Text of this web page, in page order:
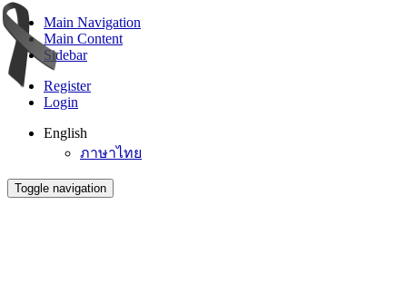
Main Navigation
Main Content
Sidebar
Register
Login
English
ภาษาไทย
Toggle navigation